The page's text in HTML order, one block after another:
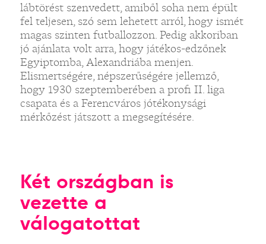
lábtörést szenvedett, amiből soha nem épült
fel teljesen, szó sem lehetett arról, hogy ismét
magas szinten futballozzon. Pedig akkoriban
jó ajánlata volt arra, hogy játékos-edzőnek
Egyiptomba, Alexandriába menjen.
Elismertségére, népszerűségére jellemző,
hogy 1930 szeptemberében a profi II. liga
csapata és a Ferencváros jótékonysági
mérkőzést játszott a megsegítésére.
Két országban is
vezette a
válogatottat